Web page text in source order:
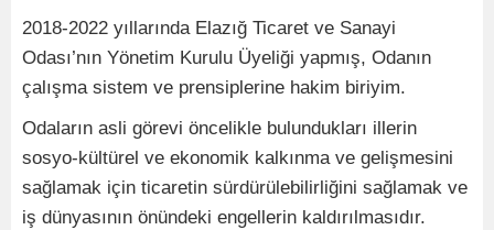
2018-2022 yıllarında Elazığ Ticaret ve Sanayi
Odası’nın Yönetim Kurulu Üyeliği yapmış, Odanın
çalışma sistem ve prensiplerine hakim biriyim.
Odaların asli görevi öncelikle bulundukları illerin
sosyo-kültürel ve ekonomik kalkınma ve gelişmesini
sağlamak için ticaretin sürdürülebilirliğini sağlamak ve
iş dünyasının önündeki engellerin kaldırılmasıdır.